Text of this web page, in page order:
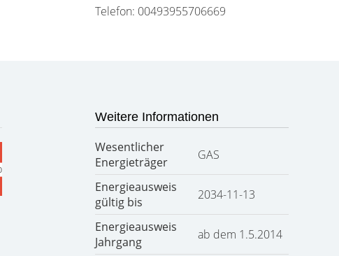
Telefon: 00493955706669
Weitere Informationen
Wesentlicher
Energieträger
GAS
Energieausweis
gültig bis
2034-11-13
Energieausweis
Jahrgang
ab dem 1.5.2014